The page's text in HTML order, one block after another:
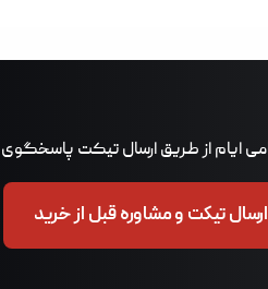
ارسال تیکت و مشاوره قبل از خرید